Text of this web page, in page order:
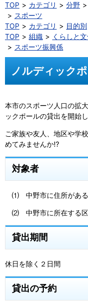
TOP
カテゴリ 分野
スポーツ
TOP
カテゴリ 目的別
TOP
組織 くらしと
スポーツ振興係
ノルディック
本市のスポーツ人口の拡
ックポールの貸出を開始
ご家族や友人、地区や学
めてみませんか!?
対象者
⑴ 中野市に住所がある
⑵ 中野市に所在する区
貸出期間
休日を除く２日間
貸出の予約